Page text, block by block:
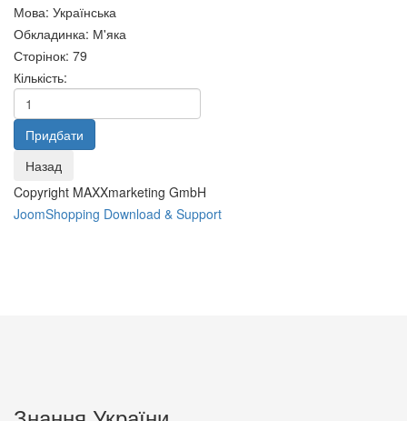
Ринок суверенних
єврооблігацій України.
65 грн.
Податкова політика України :
Мова: Українська
Обкладинка: М'яка
Сторінок: 79
Кількість:
Copyright MAXXmarketing GmbH
JoomShopping Download & Support